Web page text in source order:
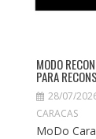
MODO
PARA
28/07/
CARACAS
MoDo